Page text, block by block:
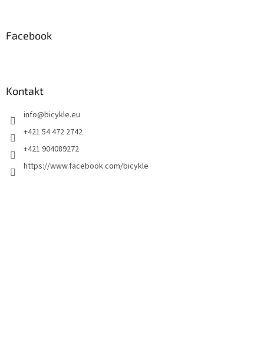
Facebook
Kontakt
info@bicykle.eu
+421 54 472 2742
+421 904089272
https://www.facebook.com/bicykle